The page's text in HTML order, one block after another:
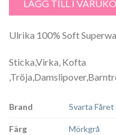
LÄGG TILL I
Ulrika 100% Soft
Sticka,Virka, Kofta
Brand Svarta Fåret
Färg Mörkgrå